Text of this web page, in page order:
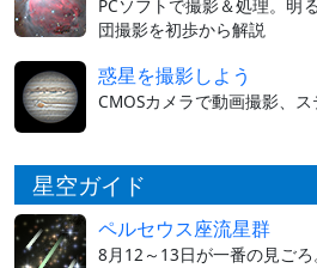
PCソフトで撮影＆処理。明
団撮影を初歩から解説
惑星を撮影しよう
CMOSカメラで動画撮影、
星空ガイド
ペルセウス座流星群
8月12～13日が一番の見ご